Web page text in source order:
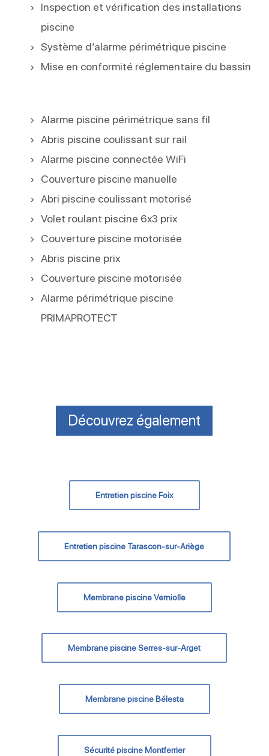
Inspection et vérification des installations
piscine
Système d’alarme périmétrique piscine
Mise en conformité réglementaire du bassin
Alarme piscine périmétrique sans fil
Abris piscine coulissant sur rail
Alarme piscine connectée WiFi
Couverture piscine manuelle
Abri piscine coulissant motorisé
Volet roulant piscine 6x3 prix
Couverture piscine motorisée
Abris piscine prix
Couverture piscine motorisée
Alarme périmétrique piscine
PRIMAPROTECT
Découvrez également
Entretien piscine Foix
Entretien piscine Tarascon-sur-Ariège
Membrane piscine Verniolle
Membrane piscine Serres-sur-Arget
Membrane piscine Bélesta
Sécurité piscine Montferrier